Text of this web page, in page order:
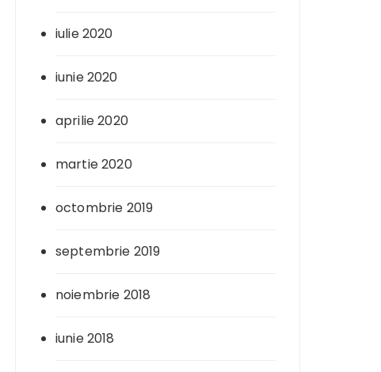
iulie 2020
iunie 2020
aprilie 2020
martie 2020
octombrie 2019
septembrie 2019
noiembrie 2018
iunie 2018